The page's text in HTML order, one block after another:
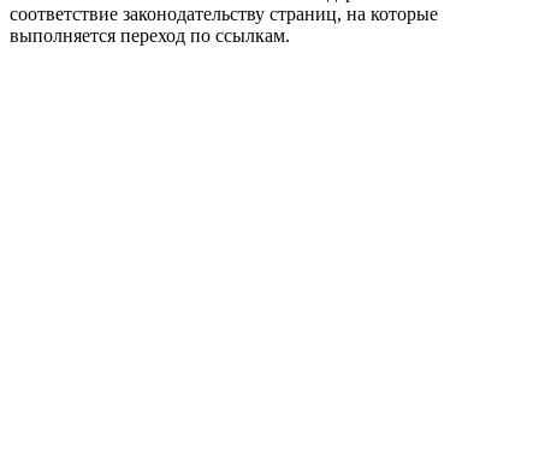
соответствие законодательству страниц, на которые
выполняется переход по ссылкам.